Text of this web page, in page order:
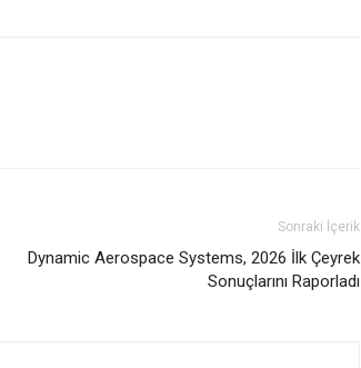
Sonraki İçerik
Dynamic Aerospace Systems, 2026 İlk Çeyrek
Sonuçlarını Raporladı